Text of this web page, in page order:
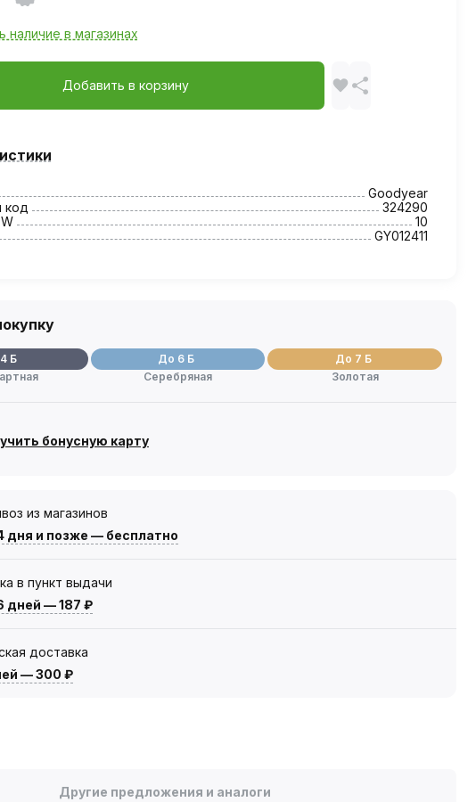
наличие в магазинах
Добавить в корзину
Goodyear
код
324290
10
GY012411
Б
До 6 Б
Серебряная
До 7 Б
Золотая
бонусную карту
из магазинов
дня и позже — бесплатно
в пункт выдачи
дней —187 ₽
доставка
—300 ₽
Другие предложения и аналоги